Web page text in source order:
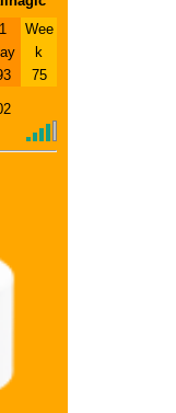
1
Wee
k
75